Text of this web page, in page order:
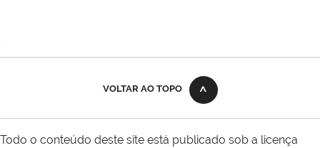
VOLTAR AO TOPO
Todo o conteúdo deste site está publicado sob a licença